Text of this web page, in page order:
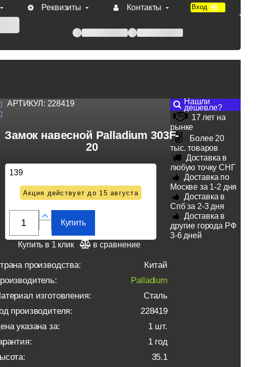
Реквизиты Контакты Вход
при оплате по счету.
АРТИКУЛ: 228419
Замок навесной Palladium 303F-
20
139
Акция действует до 15 августа
Купить
Купить в 1 клик в сравнение
производства:
Китай
Palladium
изготовления:
Сталь
производителя:
228419
указана за:
1 шт.
1 год
35.1
Нашли
дешевле?
17 лет на
рынке
Более 20
тыс. товаров
Доставка в
любую точку СНГ
Доставка по
Москве за 1-2 дня
Доставка в
Спб за 2-3 дня
Доставка в
другие города РФ
3-6 дней